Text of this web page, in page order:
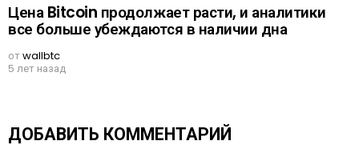
Цена Bitcoin продолжает расти, и аналитики
все больше убеждаются в наличии дна
отwallbtc
5 лет назад
ДОБАВИТЬ КОММЕНТАРИЙ